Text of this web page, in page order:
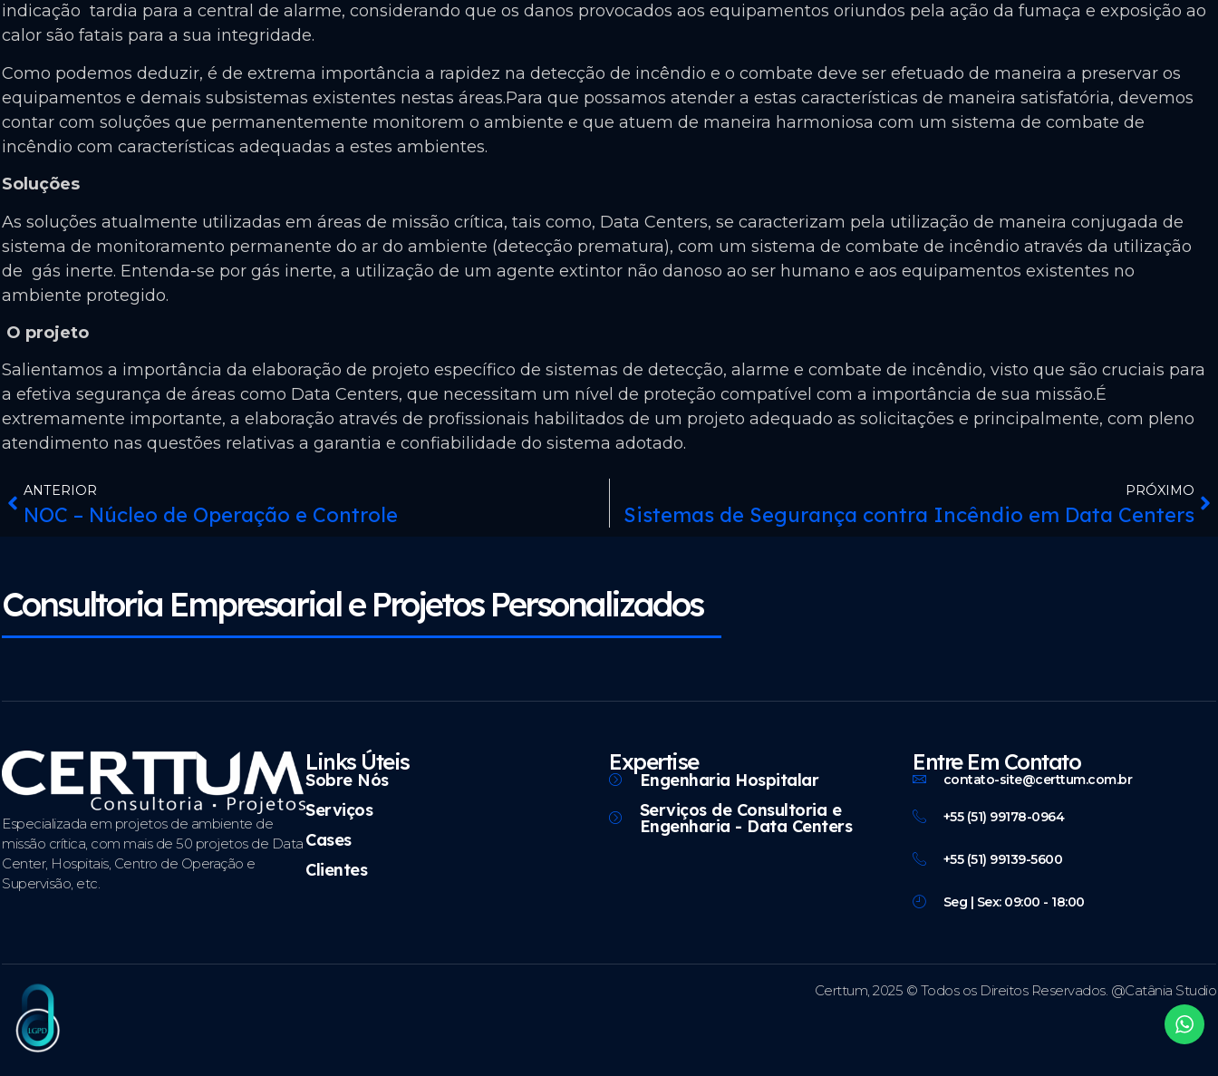
indicação tardia para a central de alarme, considerando que os danos provocados aos equipamentos oriundos pela ação da fumaça e exposição ao
calor são fatais para a sua integridade.
Como podemos deduzir, é de extrema importância a rapidez na detecção de incêndio e o combate deve ser efetuado de maneira a preservar os
equipamentos e demais subsistemas existentes nestas áreas.Para que possamos atender a estas características de maneira satisfatória, devemos
contar com soluções que permanentemente monitorem o ambiente e que atuem de maneira harmoniosa com um sistema de combate de
incêndio com características adequadas a estes ambientes.
Soluções
As soluções atualmente utilizadas em áreas de missão crítica, tais como, Data Centers, se caracterizam pela utilização de maneira conjugada de
sistema de monitoramento permanente do ar do ambiente (detecção prematura), com um sistema de combate de incêndio através da utilização
de gás inerte. Entenda-se por gás inerte, a utilização de um agente extintor não danoso ao ser humano e aos equipamentos existentes no
ambiente protegido.
O projeto
Salientamos a importância da elaboração de projeto específico de sistemas de detecção, alarme e combate de incêndio, visto que são cruciais para
a efetiva segurança de áreas como Data Centers, que necessitam um nível de proteção compatível com a importância de sua missão.É
extremamente importante, a elaboração através de profissionais habilitados de um projeto adequado as solicitações e principalmente, com pleno
atendimento nas questões relativas a garantia e confiabilidade do sistema adotado.
ANTERIOR
NOC – Núcleo de Operação e Controle
PRÓXIMO
Sistemas de Segurança contra Incêndio em Data Centers
Consultoria Empresarial e Projetos Personalizados
Especializada em projetos de ambiente de
missão crítica, com mais de 50 projetos de Data
Center, Hospitais, Centro de Operação e
Supervisão, etc.
Links Úteis
Sobre Nós
Serviços
Cases
Clientes
Expertise
Engenharia Hospitalar
Serviços de Consultoria e
Engenharia - Data Centers
Entre Em Contato
contato-site@certtum.com.br
+55 (51) 99178-0964
+55 (51) 99139-5600
Seg | Sex: 09:00 - 18:00
Certtum, 2025 © Todos os Direitos Reservados. @Catânia Studio